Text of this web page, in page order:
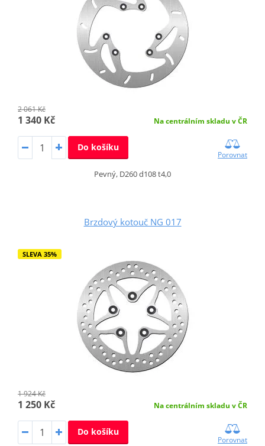
2 061 Kč
1 340 Kč Na centrálním skladu v ČR
Do košíku
Porovnat
Pevný, D260 d108 t4,0
Brzdový kotouč NG 017
SLEVA 35%
1 924 Kč
1 250 Kč Na centrálním skladu v ČR
Do košíku
Porovnat